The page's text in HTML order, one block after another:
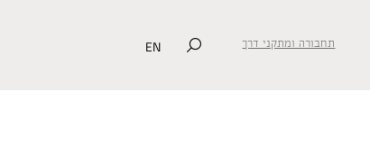
תחבורה ומתקני דרך EN